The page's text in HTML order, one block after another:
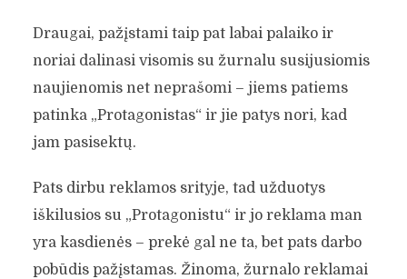
Draugai, pažįstami taip pat labai palaiko ir
noriai dalinasi visomis su žurnalu susijusiomis
naujienomis net neprašomi – jiems patiems
patinka „Protagonistas“ ir jie patys nori, kad
jam pasisektų.
Pats dirbu reklamos srityje, tad užduotys
iškilusios su „Protagonistu“ ir jo reklama man
yra kasdienės – prekė gal ne ta, bet pats darbo
pobūdis pažįstamas. Žinoma, žurnalo reklamai